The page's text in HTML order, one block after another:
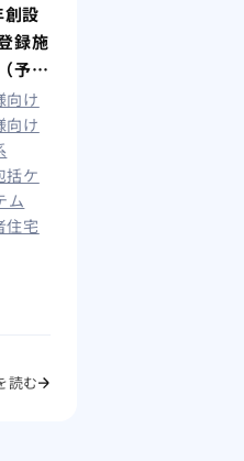
設
録施
予
」と
型有
ーム
影響
向け
向け
括ケ
ム
住宅
読む